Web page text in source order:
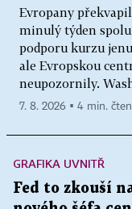
Evropany
minulý týden
podporu kurzu
ale Evropskou
neupozornily.
7. 8. 2026 ▪ 4 min.
GRAFIKA UVNITŘ
Fed to zkouší